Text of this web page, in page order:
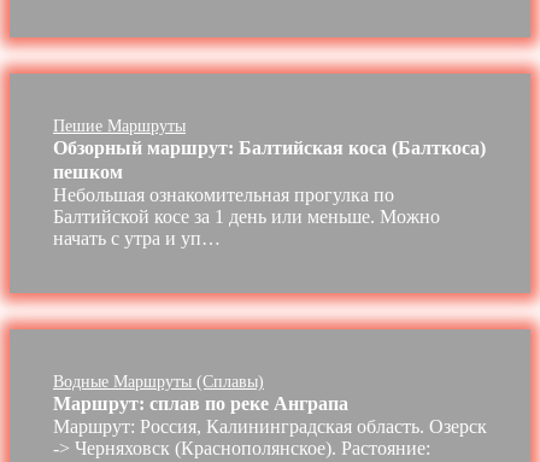
Пешие Маршруты
Обзорный маршрут: Балтийская коса (Балткоса)
пешком
Небольшая ознакомительная прогулка по
Балтийской косе за 1 день или меньше. Можно
начать с утра и уп…
Водные Маршруты (сплавы)
Маршрут: сплав по реке Анграпа
Маршрут: Россия, Калининградская область. Озерск
-> Черняховск (Краснополянское). Растояние: